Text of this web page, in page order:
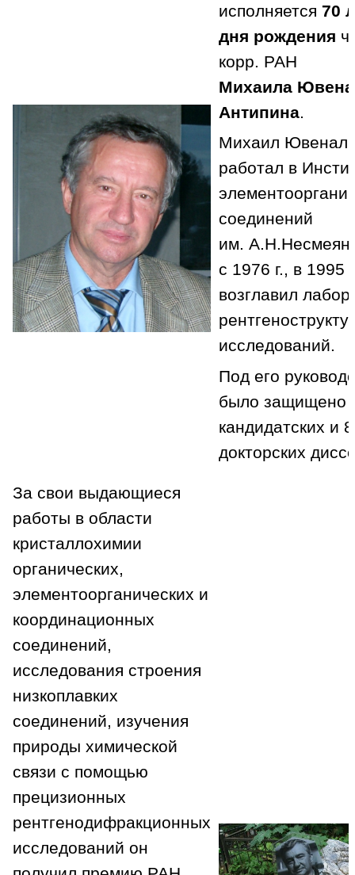
исполняется 70
дня рождения
корр. РАН
Михаила
Антипина.
Михаил
работал в
соединений
им.
с 1976 г., в 1995
возглавил
исследований.
Под его
было защищено
кандидатских и 8
докторских
За свои выдающиеся
работы в области
кристаллохимии
органических,
элементоорганических и
координационных
соединений,
исследования строения
низкоплавких
соединений, изучения
природы химической
связи с помощью
прецизионных
рентгенодифракционных
исследований он